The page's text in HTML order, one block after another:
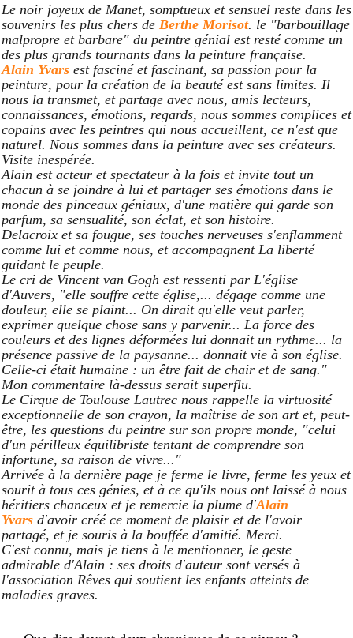
Le noir joyeux de Manet, somptueux et sensuel reste dans les
souvenirs les plus chers de Berthe Morisot. le "barbouillage
malpropre et barbare" du peintre génial est resté comme un
des plus grands tournants dans la peinture française.
Alain Yvars est fasciné et fascinant, sa passion pour la
peinture, pour la création de la beauté est sans limites. Il
nous la transmet, et partage avec nous, amis lecteurs,
connaissances, émotions, regards, nous sommes complices et
copains avec les peintres qui nous accueillent, ce n'est que
naturel. Nous sommes dans la peinture avec ses créateurs.
Visite inespérée.
Alain est acteur et spectateur à la fois et invite tout un
chacun à se joindre à lui et partager ses émotions dans le
monde des pinceaux géniaux, d'une matière qui garde son
parfum, sa sensualité, son éclat, et son histoire.
Delacroix et sa fougue, ses touches nerveuses s'enflamment
comme lui et comme nous, et accompagnent La liberté
guidant le peuple.
Le cri de Vincent van Gogh est ressenti par L'église
d'Auvers, "elle souffre cette église,... dégage comme une
douleur, elle se plaint... On dirait qu'elle veut parler,
exprimer quelque chose sans y parvenir... La force des
couleurs et des lignes déformées lui donnait un rythme... la
présence passive de la paysanne... donnait vie à son église.
Celle-ci était humaine : un être fait de chair et de sang."
Mon commentaire là-dessus serait superflu.
Le Cirque de Toulouse Lautrec nous rappelle la virtuosité
exceptionnelle de son crayon, la maîtrise de son art et, peut-
être, les questions du peintre sur son propre monde, "celui
d'un périlleux équilibriste tentant de comprendre son
infortune, sa raison de vivre..."
Arrivée à la dernière page je ferme le livre, ferme les yeux et
sourit à tous ces génies, et à ce qu'ils nous ont laissé à nous
héritiers chanceux et je remercie la plume d'Alain
Yvars d'avoir créé ce moment de plaisir et de l'avoir
partagé, et je souris à la bouffée d'amitié. Merci.
C'est connu, mais je tiens à le mentionner, le geste
admirable d'Alain : ses droits d'auteur sont versés à
l'association Rêves qui soutient les enfants atteints de
maladies graves.